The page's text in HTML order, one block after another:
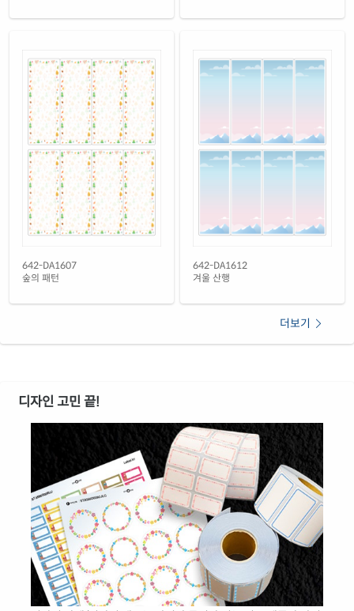
642-DA1607
숲의 패턴
642-DA1612
겨울 산행
더보기
디자인 고민 끝!